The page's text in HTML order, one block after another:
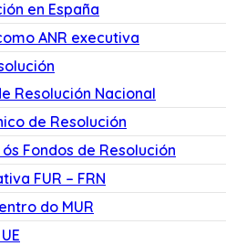
en España
ANR executiva
Resolución Nacional
de Resolución
Fondos de Resolución
FUR – FRN
do MUR